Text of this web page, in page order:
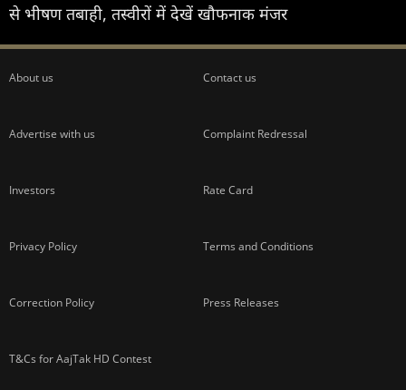
से भीषण तबाही, तस्वीरों में देखें खौफनाक मंजर
About us Contact us
Advertise with us Complaint Redressal
Investors Rate Card
Privacy Policy Terms and Conditions
Correction Policy Press Releases
T&Cs for AajTak HD Contest